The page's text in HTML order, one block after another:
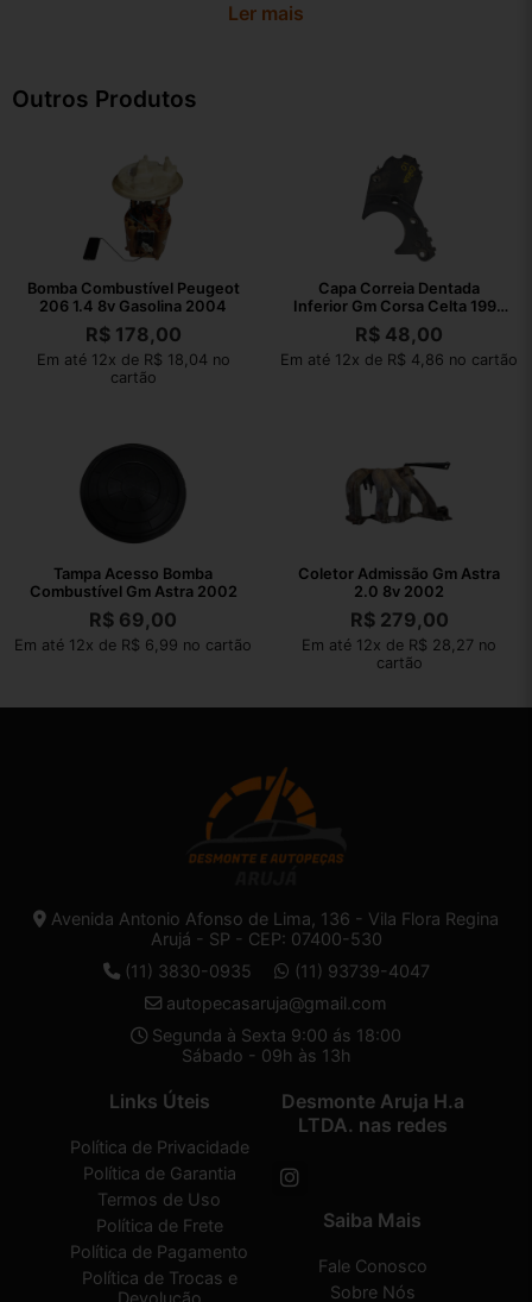
Ler mais
Outros Produtos
Bomba Combustível Peugeot
206 1.4 8v Gasolina 2004
R$178,00
Em até 12x de R$ 18,04 no
cartão
Capa Correia Dentada
Inferior Gm Corsa Celta 1995
2009
R$ 48,00
Em até 12x de R$ 4,86 no cartão
Tampa Acesso Bomba
Combustível Gm Astra 2002
R$ 69,00
Em até 12x de R$ 6,99 no cartão
Coletor Admissão Gm Astra
2.0 8v 2002
R$279,00
Em até 12x de R$ 28,27 no
cartão
Avenida Antonio Afonso de Lima, 136 - Vila Flora Regina
Arujá - SP - CEP: 07400-530
(11) 3830-0935
(11) 93739-4047
autopecasaruja@gmail.com
Segunda à Sexta 9:00 ás 18:00
Sábado - 09h às 13h
Links Úteis
Política de Privacidade
Política de Garantia
Termos de Uso
Política de Frete
Política de Pagamento
Política de Trocas e
Desmonte Aruja H.a
LTDA. nas redes
Saiba Mais
Fale Conosco
Sobre Nós